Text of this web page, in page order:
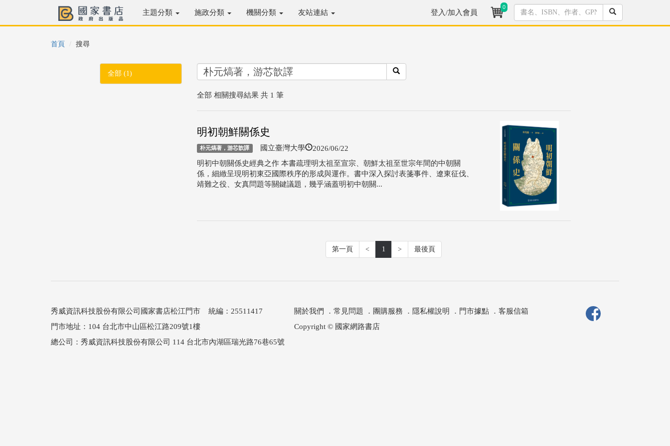
主題分類 施政分類 機關分類 友站連結 登入/加入會員
0
首頁 搜尋
全部 (1)
全部 相關搜尋結果 共 1 筆
明初朝鮮關係史
朴元熇著，游芯歆譯 國立臺灣大學 2026/06/22
明初中朝關係史經典之作 本書疏理明太祖至宣宗、朝鮮太祖至世宗年間的中朝關
係，細緻呈現明初東亞國際秩序的形成與運作。書中深入探討表箋事件、遼東征伐、
靖難之役、女真問題等關鍵議題，幾乎涵蓋明初中朝關...
第一頁 < 1 > 最後頁
秀威資訊科技股份有限公司國家書店松江門市 統編：25511417
門市地址：104 台北市中山區松江路209號1樓
關於我們 ． 常見問題 ． 團購服務 ． 隱私權說明 ． 門市據點． 客服信箱
Copyright © 國家網路書店
總公司：秀威資訊科技股份有限公司 114 台北市內湖區瑞光路76巷65號